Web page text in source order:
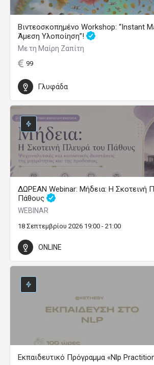
Βιντεοσκοπημένο Workshop: “Instant
Άμεση Υλοποίηση”!
Με τη Μαίρη Ζαπίτη
99
Γλυφάδα
ΔΩΡΕΑΝ Webinar: Μήδεια: Η Σκοτεινή
Πάθους
WEBINAR
18 Σεπτεμβρίου 2026 19:00 - 21:00
ONLINE
Εκπαιδευτικό Πρόγραμμα «Nlp